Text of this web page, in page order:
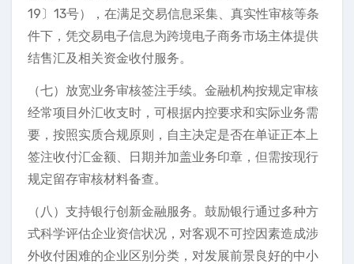
19〕13号），在满足交易信息采集、真实性审核等条
件下，凭交易电子信息为跨境电子商务市场主体提供
结售汇及相关资金收付服务。
（七）放宽业务审核签注手续。金融机构按规定审核
经常项目外汇收支时，可根据内控要求和实际业务需
要，按照实质合规原则，自主决定是否在单证正本上
签注收付汇金额、日期并加盖业务印章，但需按现行
规定留存审核材料备查。
（八）支持银行创新金融服务。鼓励银行通过多种方
式科学评估企业资信状况，对客观不可控因素造成涉
外收付困难的企业区别分类，对发展前景良好的中小